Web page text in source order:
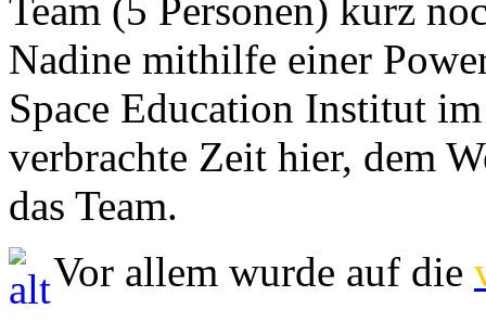
Team (5 Personen) kurz
Nadine mithilfe einer
Space Education Institut
verbrachte Zeit hier, dem
das Team.
Vor allem wurde auf die